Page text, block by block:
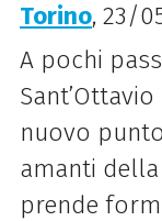
Torino, 23/
A pochi
nuovo
amanti
prende